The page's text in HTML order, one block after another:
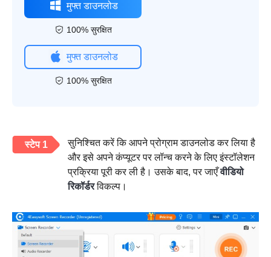
मुफ्त डाउनलोड
100% सुरक्षित
मुफ्त डाउनलोड
100% सुरक्षित
स्टेप 1
सुनिश्चित करें कि आपने प्रोग्राम डाउनलोड कर लिया है
और इसे अपने कंप्यूटर पर लॉन्च करने के लिए इंस्टॉलेशन
प्रक्रिया पूरी कर ली है। उसके बाद, पर जाएँवीडियो
रिकॉर्डरविकल्प।